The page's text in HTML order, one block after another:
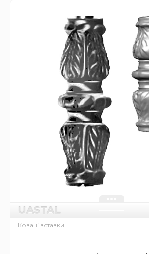
UASTAL
Ковані вставки